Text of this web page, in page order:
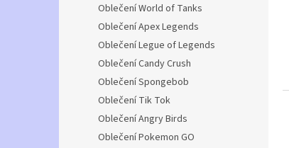
Oblečení World of Tanks
Oblečení Apex Legends
Oblečení Legue of Legends
Oblečení Candy Crush
Oblečení Spongebob
Oblečení Tik Tok
Oblečení Angry Birds
Oblečení Pokemon GO